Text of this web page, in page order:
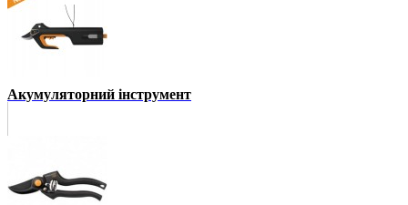
Акумуляторний інструмент